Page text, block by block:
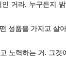
거라. 누구든지
성품을 가지고 살
노력하는 거. 그것